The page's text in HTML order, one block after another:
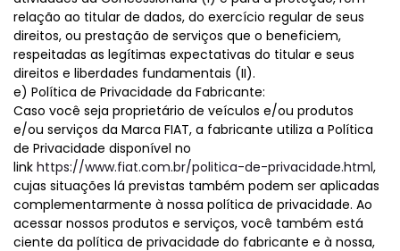
relação ao titular de dados, do exercício regular de seus
direitos, ou prestação de serviços que o beneficiem,
respeitadas as legítimas expectativas do titular e seus
direitos e liberdades fundamentais (II).
e) Política de Privacidade da Fabricante:
Caso você seja proprietário de veículos e/ou produtos
e/ou serviços da Marca FIAT, a fabricante utiliza a Política
de Privacidade disponível no
link https://www.fiat.com.br/politica-de-privacidade.html,
cujas situações lá previstas também podem ser aplicadas
complementarmente à nossa política de privacidade. Ao
acessar nossos produtos e serviços, você também está
ciente da política de privacidade do fabricante e à nossa,